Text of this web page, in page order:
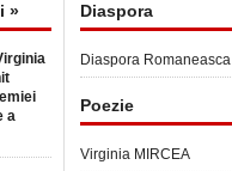
»
a
Diaspora
Diaspora Romaneasca
Poezie
Virginia MIRCEA